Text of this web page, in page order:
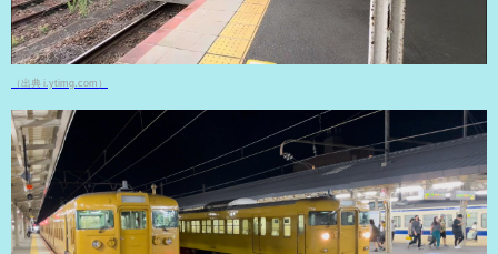
（出典 i.ytimg.com）